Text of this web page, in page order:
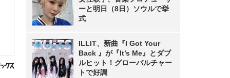
ーと明日（8日）ソウルで挙
式
ILLIT、新曲『I Got Your
Back 』が『It’s Me』とダブ
ルヒット！グローバルチャー
トで好調